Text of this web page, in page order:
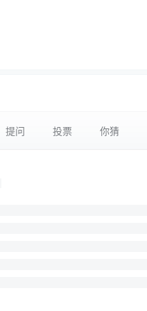
提问 投票 你猜